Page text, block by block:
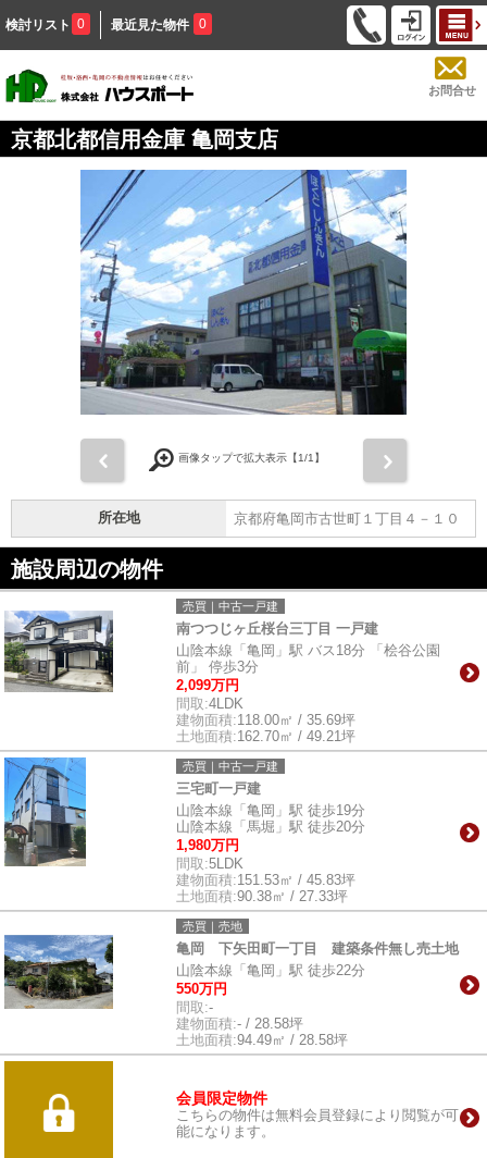
検討リスト 0 最近見た物件 0
お問合せ
京都北都信用金庫 亀岡支店
画像タップで拡大表示【1/1】
所在地 京都府亀岡市古世町１丁目４－１０
施設周辺の物件
売買｜中古一戸建
南つつじヶ丘桜台三丁目 一戸建
山陰本線「亀岡」駅 バス18分 「桧谷公園
前」 停歩3分
2,099万円
間取:4LDK
建物面積:118.00㎡ / 35.69坪
土地面積:162.70㎡ / 49.21坪
売買｜中古一戸建
三宅町一戸建
山陰本線「亀岡」駅 徒歩19分
山陰本線「馬堀」駅 徒歩20分
1,980万円
間取:5LDK
建物面積:151.53㎡ / 45.83坪
土地面積:90.38㎡ / 27.33坪
売買｜売地
亀岡 下矢田町一丁目 建築条件無し売土地
山陰本線「亀岡」駅 徒歩22分
550万円
間取:-
建物面積:- / 28.58坪
土地面積:94.49㎡ / 28.58坪
会員限定物件
こちらの物件は無料会員登録により閲覧が可
能になります。